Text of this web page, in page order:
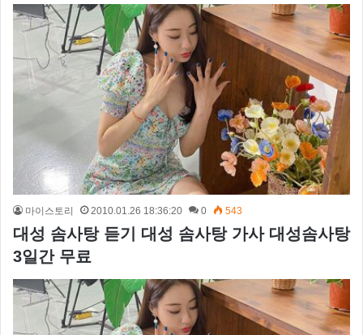
마이스토리 2010.01.26 18:36:20 0 543
대성 솜사탕 듣기 대성 솜사탕 가사 대성솜사탕
3일간 무료